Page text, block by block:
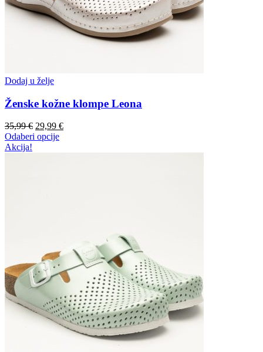
Dodaj u želje
Ženske kožne klompe Leona
35,99€ 29,99 €
Odaberi opcije
Akcija!